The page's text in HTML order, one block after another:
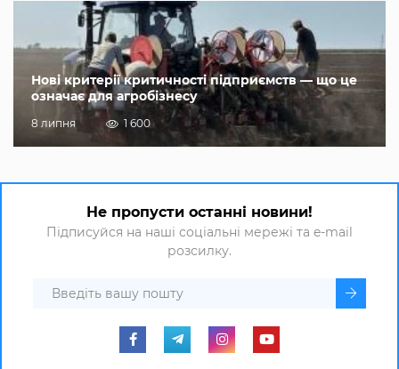
Нові критерії критичності підприємств — що це
означає для агробізнесу
8 липня 1 600
Не пропусти останні новини!
Підписуйся на наші соціальні мережі та e-mail
розсилку.